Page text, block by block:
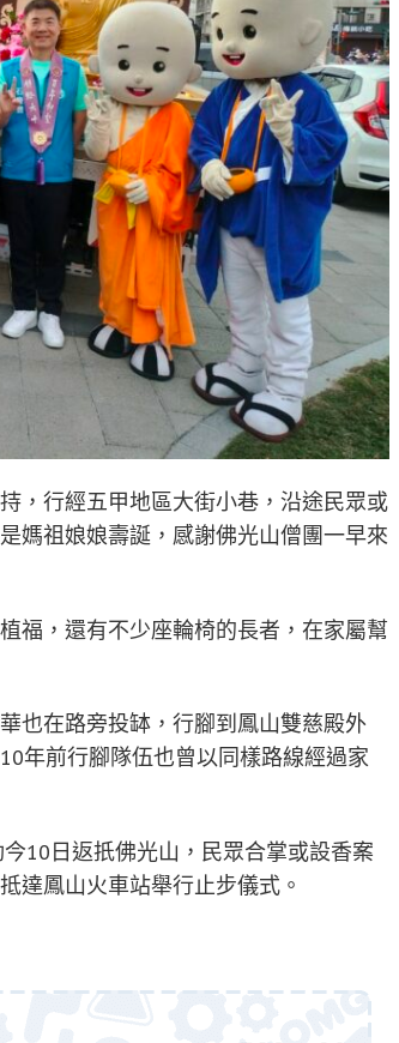
，行經五甲地區大街小巷，沿途民眾或
媽祖娘娘壽誕，感謝佛光山僧團一早來
福，還有不少座輪椅的長者，在家屬幫
也在路旁投缽，行腳到鳳山雙慈殿外
年前行腳隊伍也曾以同樣路線經過家
10日返扺佛光山，民眾合掌或設香案
達鳳山火車站舉行止步儀式。